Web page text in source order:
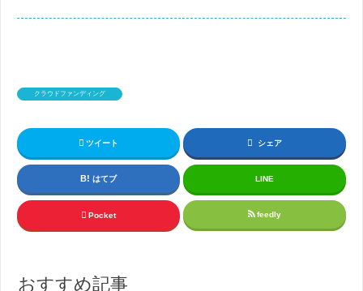
クラウドファンディング
ツイート シェア
はてブ LINE
Pocket feedly
おすすめ記事